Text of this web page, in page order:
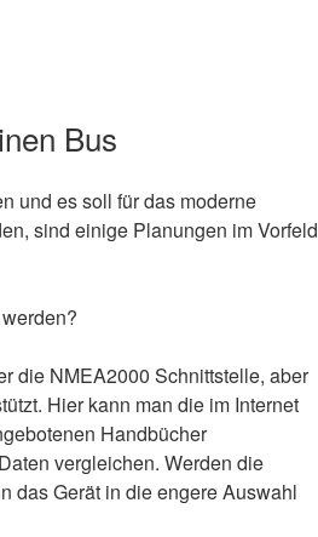
Bus
und es soll für das moderne
sind einige Planungen im Vorfeld
die NMEA2000 Schnittstelle, aber
Hier kann man die im Internet
Handbücher
vergleichen. Werden die
das Gerät in die engere Auswahl